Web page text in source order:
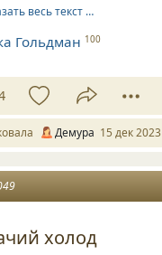
весь текст …
Гольдман 100
Демура 15 дек 2023
холод